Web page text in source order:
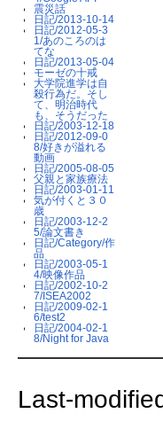
震災話
日記/2013-10-14
日記/2012-05-3
1/あのころのは
てな
日記/2013-05-04
モーゼの十戒
大学院進学は自
殺行為だ。そし
て、明治時代
も、そうだった
日記/2003-12-18
日記/2012-09-0
8/好きが溢れる
動画
日記/2005-08-05
父親と家族療法
日記/2003-01-11
気が付くと３０
歳
日記/2003-12-2
5/論文書き
日記/Category/作
品
日記/2003-05-1
4/映像作品
日記/2002-10-2
7/ISEA2002
日記/2009-02-1
6/test2
日記/2004-02-1
8/Night for Java
Last-